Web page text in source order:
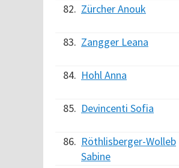
82. Zürcher Anouk
83. Zangger Leana
84. Hohl Anna
85. Devincenti Sofia
86. Röthlisberger-Wolleb
Sabine